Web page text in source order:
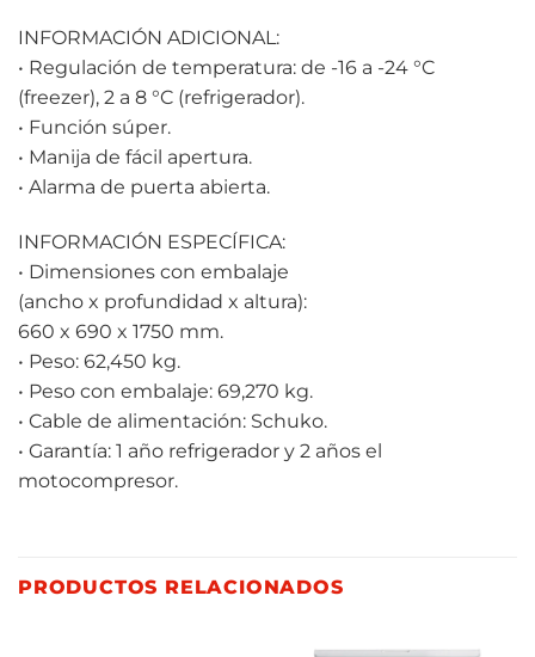
INFORMACIÓN ADICIONAL:
• Regulación de temperatura: de -16 a -24 °C
(freezer), 2 a 8 °C (refrigerador).
• Función súper.
• Manija de fácil apertura.
• Alarma de puerta abierta.
INFORMACIÓN ESPECÍFICA:
• Dimensiones con embalaje
(ancho x profundidad x altura):
660 x 690 x 1750 mm.
• Peso: 62,450 kg.
• Peso con embalaje: 69,270 kg.
• Cable de alimentación: Schuko.
• Garantía: 1 año refrigerador y 2 años el
motocompresor.
PRODUCTOS RELACIONADOS